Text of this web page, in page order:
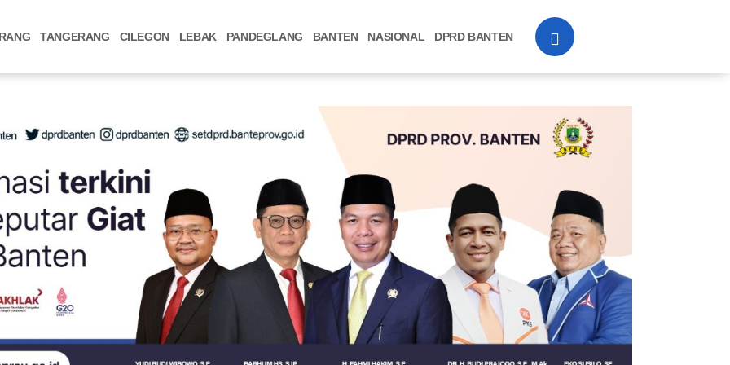
TANGERANG CILEGON LEBAK PANDEGLANG BANTEN NASIONAL DPRD BANTEN